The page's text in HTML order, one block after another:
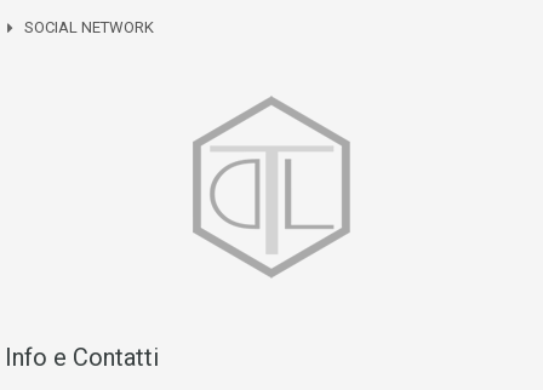
SOCIAL NETWORK
Info e Contatti